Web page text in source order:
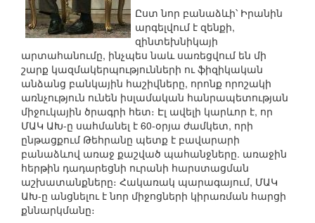
Ըստ նոր բանաձևի՝ Իրանին
արգելվում է զենքի,
զինտեխնիկայի
արտահանումը, ինչպես նաև սառեցվում են մի
շարք կազմակերպությունների ու ֆիզիկական
անձանց բանկային հաշիվները, որոնք որոշակի
առնչություն ունեն իսլամական հանրապետության
միջուկային ծրագրի հետ։ Էլ ավելի կարևոր է, որ
ՄԱԿ ԱԽ-ը սահմանել է 60-օրյա ժամկետ, որի
ընթացքում Թեհրանը պետք է բավարարի
բանաձևով առաջ քաշված պահանջները. առաջին
հերթին դադարեցնի ուրանի հարստացման
աշխատանքները։ Հակառակ պարագայում, ՄԱԿ
ԱԽ-ը անցնելու է նոր միջոցների կիրառման հարցի
քննարկմանը։